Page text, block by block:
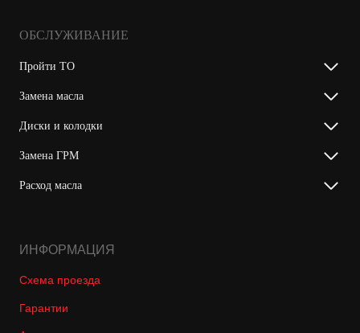
ОБСЛУЖИВАНИЕ
Пройти ТО
Замена масла
Диски и колодки
Замена ГРМ
Расход масла
ИНФОРМАЦИЯ
Схема проезда
Гарантии